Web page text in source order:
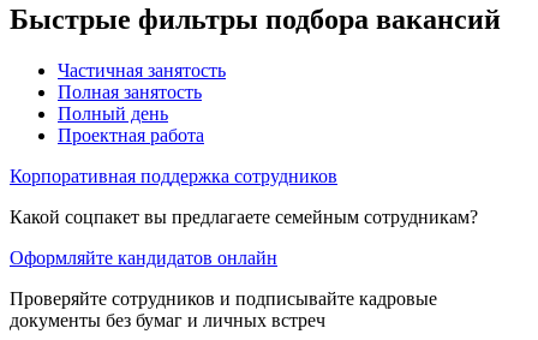
Быстрые фильтры подбора вакансий
Частичная занятость
Полная занятость
Полный день
Проектная работа
Корпоративная поддержка сотрудников
Какой соцпакет вы предлагаете семейным сотрудникам?
Оформляйте кандидатов онлайн
Проверяйте сотрудников и подписывайте кадровые
документы без бумаг и личных встреч